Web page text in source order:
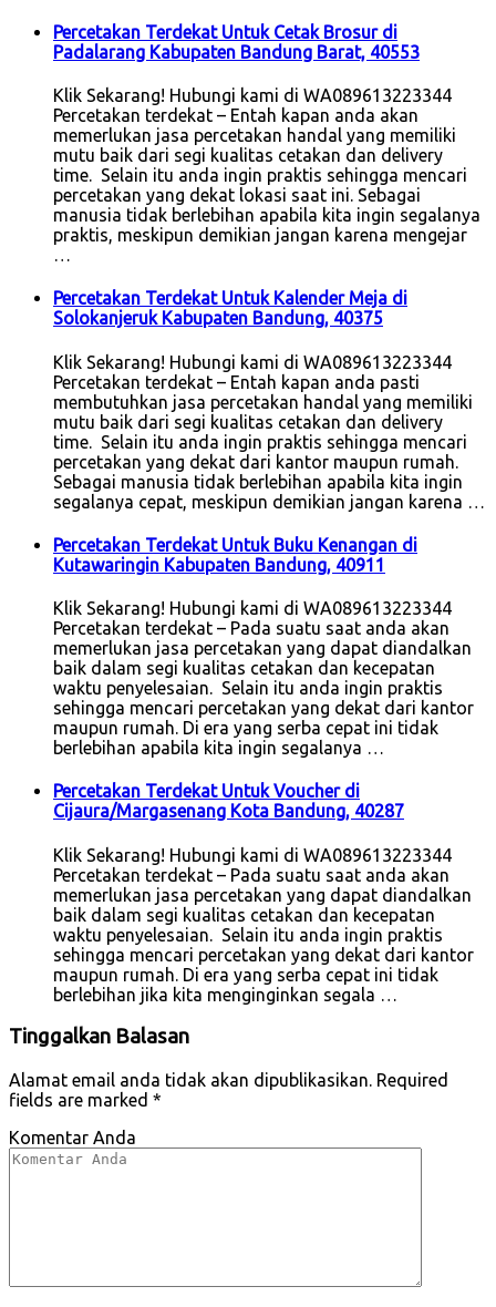
Percetakan Terdekat Untuk Cetak Brosur di
Padalarang Kabupaten Bandung Barat, 40553
Klik Sekarang! Hubungi kami di WA089613223344
Percetakan terdekat – Entah kapan anda akan
memerlukan jasa percetakan handal yang memiliki
mutu baik dari segi kualitas cetakan dan delivery
time. Selain itu anda ingin praktis sehingga mencari
percetakan yang dekat lokasi saat ini. Sebagai
manusia tidak berlebihan apabila kita ingin segalanya
praktis, meskipun demikian jangan karena mengejar
…
Percetakan Terdekat Untuk Kalender Meja di
Solokanjeruk Kabupaten Bandung, 40375
Klik Sekarang! Hubungi kami di WA089613223344
Percetakan terdekat – Entah kapan anda pasti
membutuhkan jasa percetakan handal yang memiliki
mutu baik dari segi kualitas cetakan dan delivery
time. Selain itu anda ingin praktis sehingga mencari
percetakan yang dekat dari kantor maupun rumah.
Sebagai manusia tidak berlebihan apabila kita ingin
segalanya cepat, meskipun demikian jangan karena …
Percetakan Terdekat Untuk Buku Kenangan di
Kutawaringin Kabupaten Bandung, 40911
Klik Sekarang! Hubungi kami di WA089613223344
Percetakan terdekat – Pada suatu saat anda akan
memerlukan jasa percetakan yang dapat diandalkan
baik dalam segi kualitas cetakan dan kecepatan
waktu penyelesaian. Selain itu anda ingin praktis
sehingga mencari percetakan yang dekat dari kantor
maupun rumah. Di era yang serba cepat ini tidak
berlebihan apabila kita ingin segalanya …
Percetakan Terdekat Untuk Voucher di
Cijaura/Margasenang Kota Bandung, 40287
Klik Sekarang! Hubungi kami di WA089613223344
Percetakan terdekat – Pada suatu saat anda akan
memerlukan jasa percetakan yang dapat diandalkan
baik dalam segi kualitas cetakan dan kecepatan
waktu penyelesaian. Selain itu anda ingin praktis
sehingga mencari percetakan yang dekat dari kantor
maupun rumah. Di era yang serba cepat ini tidak
berlebihan jika kita menginginkan segala …
Tinggalkan Balasan
Alamat email anda tidak akan dipublikasikan. Required
fields are marked *
Komentar Anda